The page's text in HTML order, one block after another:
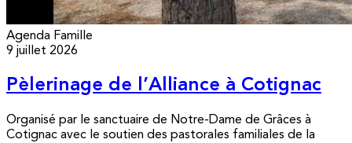
Agenda Famille
9 juillet 2026
Pèlerinage de l’Alliance à Cotignac
Organisé par le sanctuaire de Notre-Dame de Grâces à
Cotignac avec le soutien des pastorales familiales de la